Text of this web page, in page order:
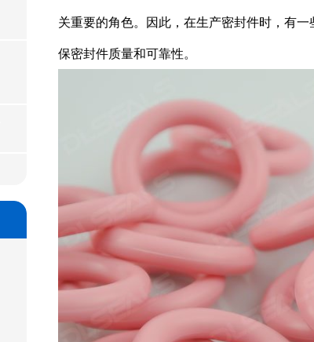
关重要的角色。因此，在生产密封件时，有
保密封件质量和可靠性。